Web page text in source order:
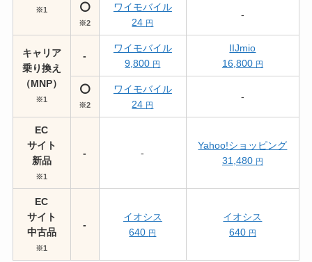
※1 ⭕️
※2
ワイモバイル
24 円
-
キャリア
乗り換え
（MNP）
※1
-
ワイモバイル
9,800 円
IIJmio
16,800 円
⭕️
※2
ワイモバイル
24 円
-
EC
サイト
新品
※1
- -
Yahoo!ショッピング
31,480 円
EC
サイト
中古品
※1
-
イオシス
640 円
イオシス
640 円